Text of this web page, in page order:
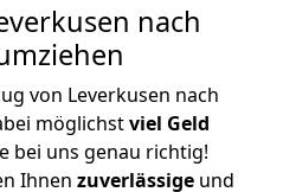
nach
von Leverkusen nach
möglichstviel Geld
bei uns genau richtig!
Ihnen zuverlässige und